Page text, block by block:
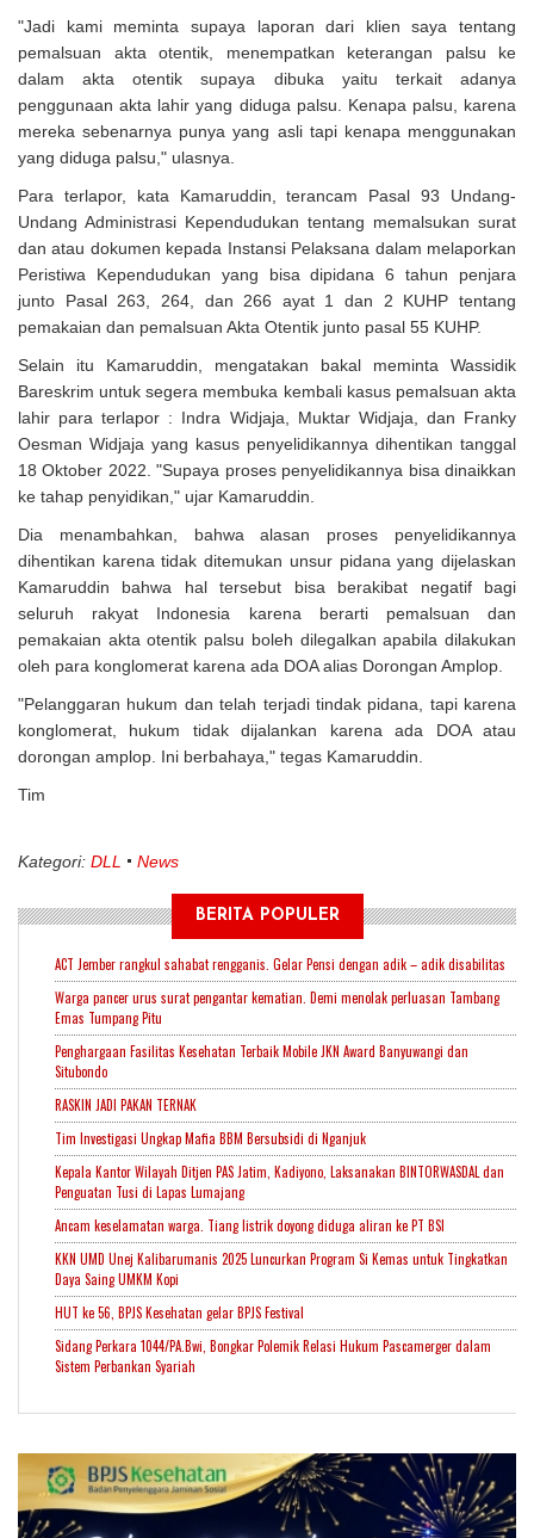
"Jadi kami meminta supaya laporan dari klien saya tentang
pemalsuan akta otentik, menempatkan keterangan palsu ke
dalam akta otentik supaya dibuka yaitu terkait adanya
penggunaan akta lahir yang diduga palsu. Kenapa palsu, karena
mereka sebenarnya punya yang asli tapi kenapa menggunakan
yang diduga palsu," ulasnya.
Para terlapor, kata Kamaruddin, terancam Pasal 93 Undang-
Undang Administrasi Kependudukan tentang memalsukan surat
dan atau dokumen kepada Instansi Pelaksana dalam melaporkan
Peristiwa Kependudukan yang bisa dipidana 6 tahun penjara
junto Pasal 263, 264, dan 266 ayat 1 dan 2 KUHP tentang
pemakaian dan pemalsuan Akta Otentik junto pasal 55 KUHP.
Selain itu Kamaruddin, mengatakan bakal meminta Wassidik
Bareskrim untuk segera membuka kembali kasus pemalsuan akta
lahir para terlapor : Indra Widjaja, Muktar Widjaja, dan Franky
Oesman Widjaja yang kasus penyelidikannya dihentikan tanggal
18 Oktober 2022. "Supaya proses penyelidikannya bisa dinaikkan
ke tahap penyidikan," ujar Kamaruddin.
Dia menambahkan, bahwa alasan proses penyelidikannya
dihentikan karena tidak ditemukan unsur pidana yang dijelaskan
Kamaruddin bahwa hal tersebut bisa berakibat negatif bagi
seluruh rakyat Indonesia karena berarti pemalsuan dan
pemakaian akta otentik palsu boleh dilegalkan apabila dilakukan
oleh para konglomerat karena ada DOA alias Dorongan Amplop.
"Pelanggaran hukum dan telah terjadi tindak pidana, tapi karena
konglomerat, hukum tidak dijalankan karena ada DOA atau
dorongan amplop. Ini berbahaya," tegas Kamaruddin.
Tim
Kategori: DLL News
BERITA POPULER
ACT Jember rangkul sahabat rengganis. Gelar Pensi dengan adik – adik disabilitas
Warga pancer urus surat pengantar kematian. Demi menolak perluasan Tambang
Emas Tumpang Pitu
Penghargaan Fasilitas Kesehatan Terbaik Mobile JKN Award Banyuwangi dan
Situbondo
RASKIN JADI PAKAN TERNAK
Tim Investigasi Ungkap Mafia BBM Bersubsidi di Nganjuk
Kepala Kantor Wilayah Ditjen PAS Jatim, Kadiyono, Laksanakan BINTORWASDAL dan
Penguatan Tusi di Lapas Lumajang
Ancam keselamatan warga. Tiang listrik doyong diduga aliran ke PT BSI
KKN UMD Unej Kalibarumanis 2025 Luncurkan Program Si Kemas untuk Tingkatkan
Daya Saing UMKM Kopi
HUT ke 56, BPJS Kesehatan gelar BPJS Festival
Sidang Perkara 1044/PA.Bwi, Bongkar Polemik Relasi Hukum Pascamerger dalam
Sistem Perbankan Syariah